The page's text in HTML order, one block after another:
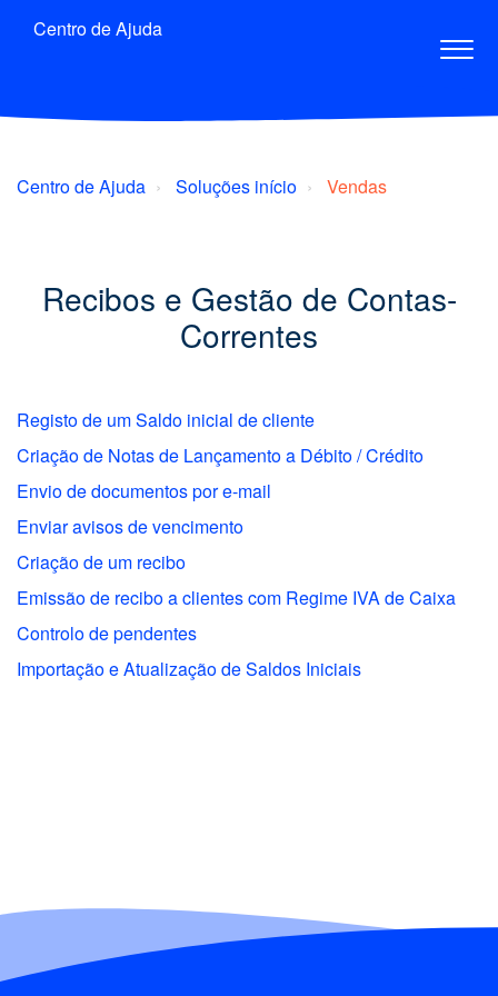
Centro de Ajuda
Centro de Ajuda Soluções início Vendas
Recibos e Gestão de Contas-
Correntes
Registo de um Saldo inicial de cliente
Criação de Notas de Lançamento a Débito / Crédito
Envio de documentos por e-mail
Enviar avisos de vencimento
Criação de um recibo
Emissão de recibo a clientes com Regime IVA de Caixa
Controlo de pendentes
Importação e Atualização de Saldos Iniciais